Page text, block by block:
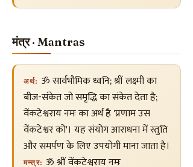
मंत्र · Mantras
अर्थ: ॐ सार्वभौमिक ध्वनि; श्रीं लक्ष्मी का
बीज-संकेत जो समृद्धि का संकेत देता है;
वेंकटेश्वराय नमः का अर्थ है 'प्रणाम उस
वेंकटेश्वर को'। यह संयोग आराधना में स्तुति
और समर्पण के लिए उपयोगी माना जाता है।
मन्त्र: ॐ श्रीं वेंकटेश्वराय नमः